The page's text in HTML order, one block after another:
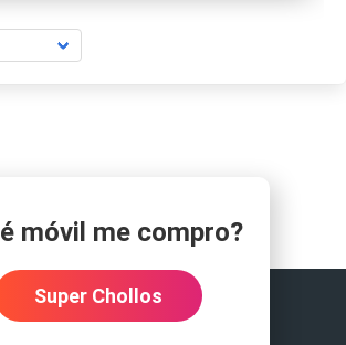
móvil me compro?
Super Chollos